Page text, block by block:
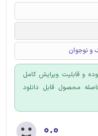
و نوجوان
و قابلیت ویرایش کامل
محصول قابل دانلود
۰.۰